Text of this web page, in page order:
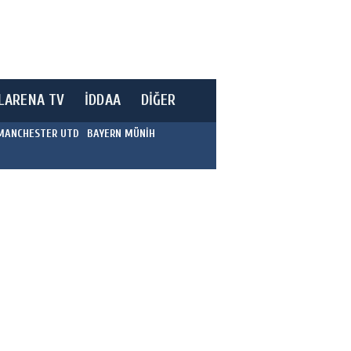
TV İDDAA DİĞER
UTD
BAYERN MÜNİH